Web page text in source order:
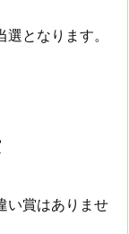
となります。
い賞はありませ